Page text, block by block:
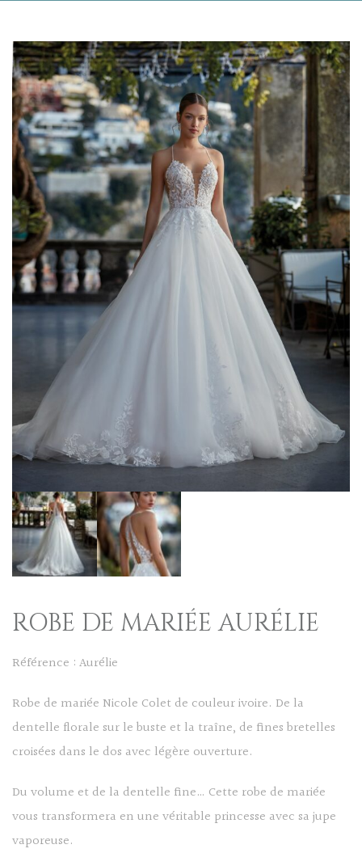
ROBE DE MARIÉE AURÉLIE
Référence : Aurélie
Robe de mariée Nicole Colet de couleur ivoire. De la
dentelle florale sur le buste et la traîne, de fines bretelles
croisées dans le dos avec légère ouverture.
Du volume et de la dentelle fine… Cette robe de mariée
vous transformera en une véritable princesse avec sa jupe
vaporeuse.